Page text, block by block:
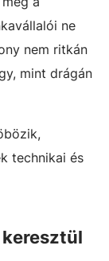
ne
nem ritkán
mint drágán
technikai és